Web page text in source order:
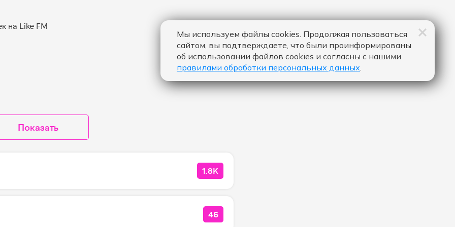
Показать
КОЛИЧЕСТВО ЛАЙКОВ ЗА "ТАНЦПОЛ ВЕЗДЕ - АННА
1.8K
КОЛИЧЕСТВО ЛАЙКОВ ЗА "MY HEART GOES - SAM FELDT,
46
Мы используем файлы cookies. Продолжая пользоваться
сайтом, вы подтверждаете, что были проинформированы
об использовании файлов cookies и согласны с нашими
правилами обработки персональных данных.